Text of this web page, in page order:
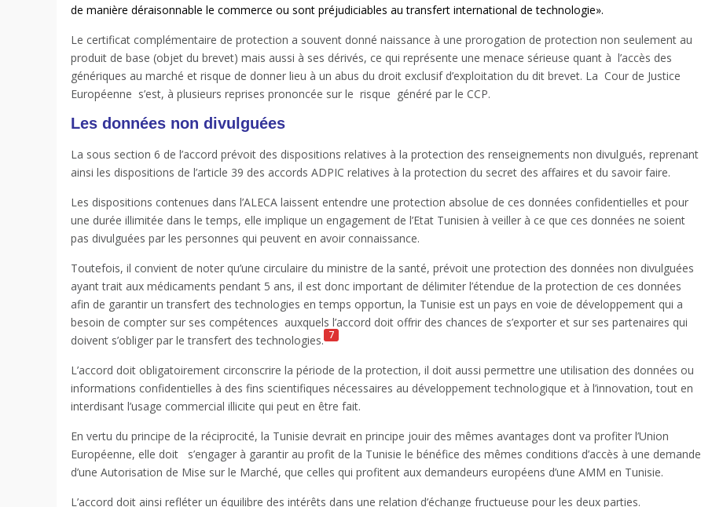
de manière déraisonnable le commerce ou sont préjudiciables au transfert international de technologie».
Le certificat complémentaire de protection a souvent donné naissance à une prorogation de protection non seulement au
produit de base (objet du brevet) mais aussi à ses dérivés, ce qui représente une menace sérieuse quant à l’accès des
génériques au marché et risque de donner lieu à un abus du droit exclusif d’exploitation du dit brevet. La Cour de Justice
Européenne s’est, à plusieurs reprises prononcée sur le risque généré par le CCP.
Les données non divulguées
La sous section 6 de l’accord prévoit des dispositions relatives à la protection des renseignements non divulgués, reprenant
ainsi les dispositions de l’article 39 des accords ADPIC relatives à la protection du secret des affaires et du savoir faire.
Les dispositions contenues dans l’ALECA laissent entendre une protection absolue de ces données confidentielles et pour
une durée illimitée dans le temps, elle implique un engagement de l’Etat Tunisien à veiller à ce que ces données ne soient
pas divulguées par les personnes qui peuvent en avoir connaissance.
Toutefois, il convient de noter qu’une circulaire du ministre de la santé, prévoit une protection des données non divulguées
ayant trait aux médicaments pendant 5 ans, il est donc important de délimiter l’étendue de la protection de ces données
afin de garantir un transfert des technologies en temps opportun, la Tunisie est un pays en voie de développement qui a
besoin de compter sur ses compétences auxquels l’accord doit offrir des chances de s’exporter et sur ses partenaires qui
doivent s’obliger par le transfert des technologies. 7
L’accord doit obligatoirement circonscrire la période de la protection, il doit aussi permettre une utilisation des données ou
informations confidentielles à des fins scientifiques nécessaires au développement technologique et à l’innovation, tout en
interdisant l’usage commercial illicite qui peut en être fait.
En vertu du principe de la réciprocité, la Tunisie devrait en principe jouir des mêmes avantages dont va profiter l’Union
Européenne, elle doit
s’engager à garantir au profit de la Tunisie le bénéfice des mêmes conditions d’accès à une demande
d’une Autorisation de Mise sur le Marché, que celles qui profitent aux demandeurs européens d’une AMM en Tunisie.
L’accord doit ainsi refléter un équilibre des intérêts dans une relation d’échange fructueuse pour les deux parties.